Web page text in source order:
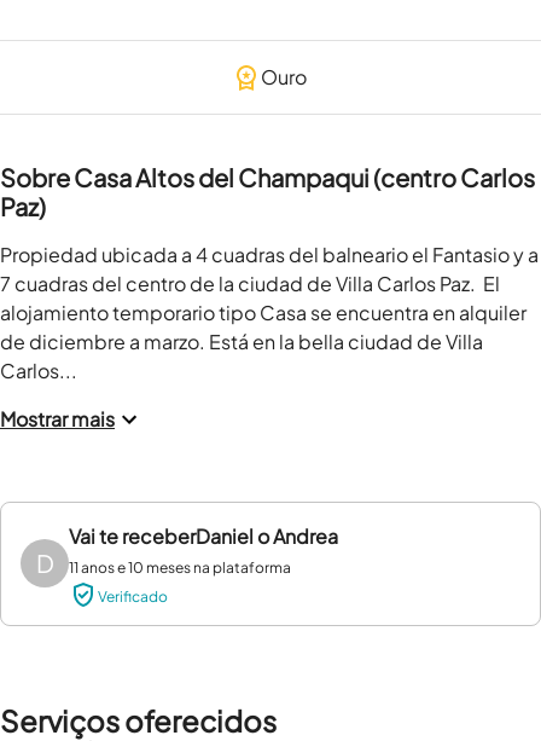
Ouro
Sobre Casa Altos del Champaqui (centro Carlos
Paz)
Propiedad ubicada a 4 cuadras del balneario el Fantasio y a
7 cuadras del centro de la ciudad de Villa Carlos Paz.  El
alojamiento temporario tipo Casa se encuentra en alquiler
de diciembre a marzo. Está en la bella ciudad de Villa
Carlos...
Mostrar mais
D
Vai te receberDaniel o Andrea
11 anos e 10 meses na plataforma
Verificado
Serviços oferecidos